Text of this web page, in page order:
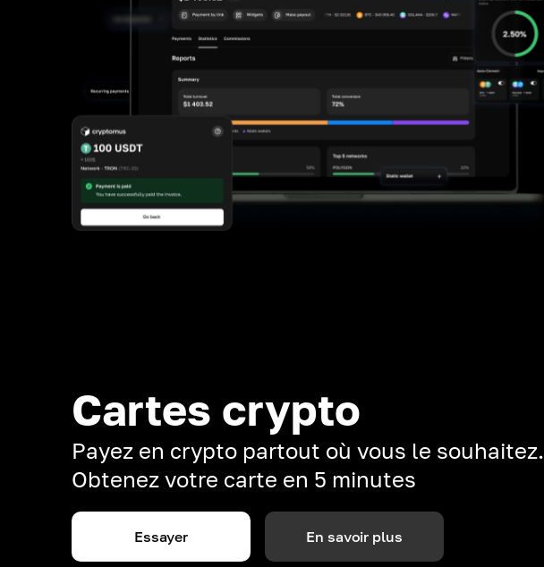
Cartes crypto
Payez en crypto partout où vous le souhaitez.
Obtenez votre carte en 5 minutes
Essayer En savoir plus